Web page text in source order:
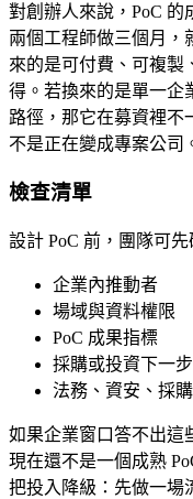
對創辦人來說，PoC 的
兩個工程師做三個月，
來的是可付費、可複製
得。若換來的是單一企
路徑，那它在募資裡不
不是正在變成專案公司
檢查清單
設計 PoC 前，團隊可先
企業內推動者
場域與資料權限
PoC 成果指標
採購或投資下一步
法務、資安、採
如果企業窗口答不出這
現在還不是一個成熟
把投入降級：先做一場